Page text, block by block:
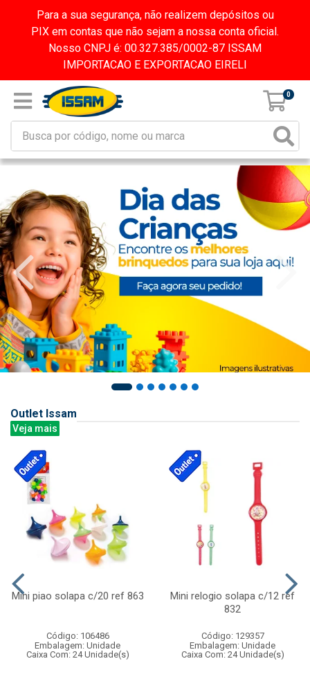
Para a sua segurança, não realizem depósitos ou
PIX em contas que não sejam a nossa conta oficial.
Nosso CNPJ é: 00.327.385/0002-87 ISSAM
IMPORTACAO E EXPORTACAO EIRELI
0
Outlet Issam
Veja mais
Mini piao solapa c/20 ref 863
Código: 106486
Embalagem: Unidade
Caixa Com: 24 Unidade(s)
Mini relogio solapa c/12 ref
832
Código: 129357
Embalagem: Unidade
Caixa Com: 24 Unidade(s)